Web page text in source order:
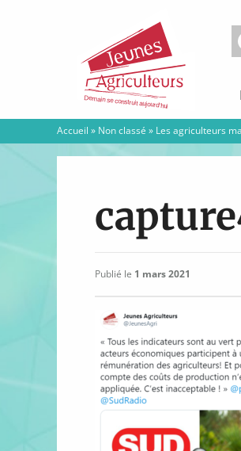
Agriculteurs
Accueil » Non classé » Les agriculteurs
Publié le 1 mars 2021